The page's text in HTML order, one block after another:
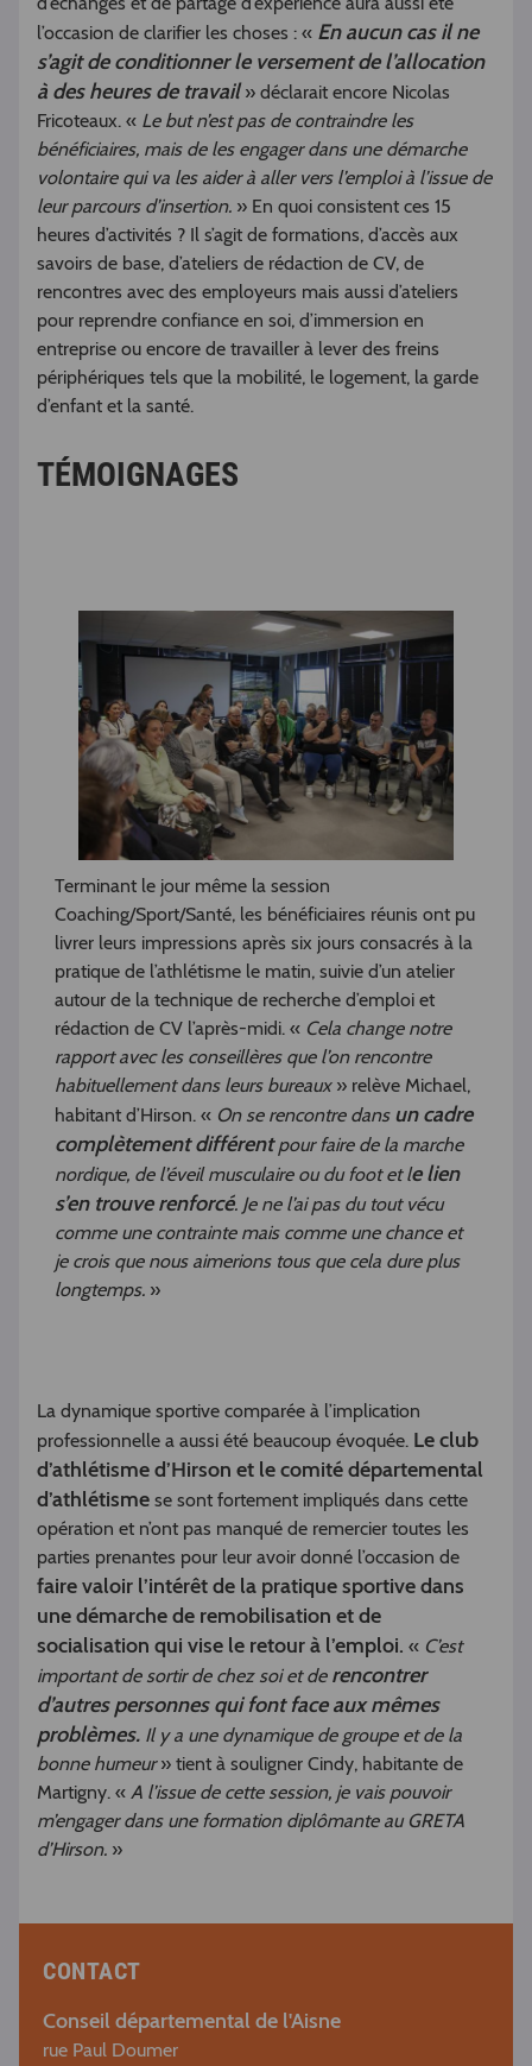
l’occasion de clarifier les choses : « En aucun cas il ne
s’agit de conditionner le versement de l’allocation
à des heures de travail» déclarait encore Nicolas
Fricoteaux. « Le but n’est pas de contraindre les
bénéficiaires, mais de les engager dans une démarche
volontaire qui va les aider à aller vers l’emploi à l’issue de
leur parcours d’insertion. » En quoi consistent ces 15
heures d’activités ? Il s’agit de formations, d’accès aux
savoirs de base, d’ateliers de rédaction de CV, de
rencontres avec des employeurs mais aussi d’ateliers
pour reprendre confiance en soi, d’immersion en
entreprise ou encore de travailler à lever des freins
périphériques tels que la mobilité, le logement, la garde
d’enfant et la santé.
TÉMOIGNAGES
Terminant le jour même la session
Coaching/Sport/Santé, les bénéficiaires réunis ont pu
livrer leurs impressions après six jours consacrés à la
pratique de l’athlétisme le matin, suivie d’un atelier
autour de la technique de recherche d’emploi et
rédaction de CV l’après-midi. « Cela change notre
rapport avec les conseillères que l’on rencontre
habituellement dans leurs bureaux » relève Michael,
habitant d’Hirson. « On se rencontre dans un cadre
complètement différentpour faire de la marche
nordique, de l’éveil musculaire ou du foot et le lien
s’en trouve renforcé. Je ne l’ai pas du tout vécu
comme une contrainte mais comme une chance et
je crois que nous aimerions tous que cela dure plus
longtemps. »
La dynamique sportive comparée à l’implication
professionnelle a aussi été beaucoup évoquée. Le club
d’athlétisme d’Hirson et le comité départemental
d’athlétisme se sont fortement impliqués dans cette
opération et n’ont pas manqué de remercier toutes les
parties prenantes pour leur avoir donné l’occasion de
faire valoir l’intérêt de la pratique sportive dans
une démarche de remobilisation et de
socialisation qui vise le retour à l’emploi. « C’est
important de sortir de chez soi et de rencontrer
d’autres personnes qui font face aux mêmes
problèmes. Il y a une dynamique de groupe et de la
bonne humeur» tient à souligner Cindy, habitante de
Martigny. « A l’issue de cette session, je vais pouvoir
m’engager dans une formation diplômante au GRETA
d’Hirson. »
CONTACT
Conseil départemental de l'Aisne
rue Paul Doumer